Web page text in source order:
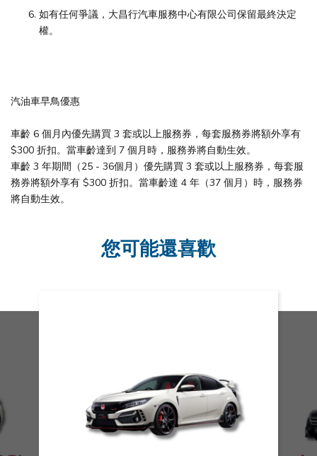
如有任何爭議，大昌行汽車服務中心有限公司保留最終決定
權。
汽油車早鳥優惠
車齡 6 個月內優先購買 3 套或以上服務券，每套服務券將額外享有
$300 折扣。當車齡達到 7 個月時，服務券將自動生效。
車齡 3 年期間（25 - 36個月）優先購買 3 套或以上服務券，每套服
務券將額外享有 $300 折扣。當車齡達 4 年（37 個月）時，服務券
將自動生效。
您可能還喜歡